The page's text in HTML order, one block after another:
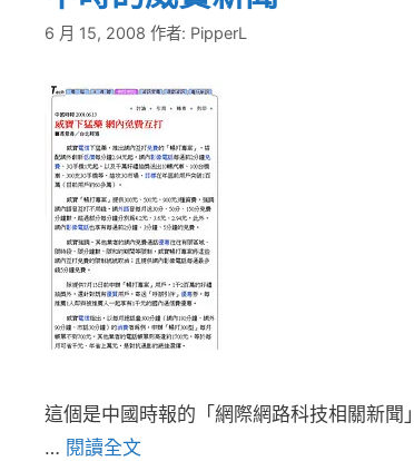
6 月 15, 2008 作者: PipperL
這個是中國時報的「網際網路科技相關新
… 閱讀全文